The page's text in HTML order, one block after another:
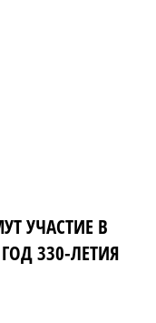
УЧАСТИЕ В
330-ЛЕТИЯ